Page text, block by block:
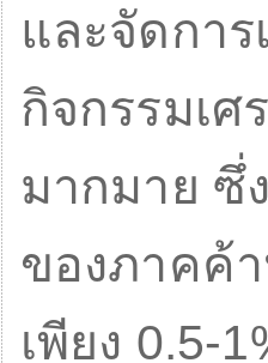
และจัดการ
กิจกรรมเ
มากมาย ซึ่
ของภาคค้
เพียง 0.5-